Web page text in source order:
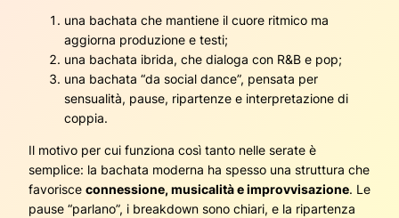
una bachata che mantiene il cuore ritmico ma
aggiorna produzione e testi;
una bachata ibrida, che dialoga con R&B e pop;
una bachata “da social dance”, pensata per
sensualità, pause, ripartenze e interpretazione di
coppia.
Il motivo per cui funziona così tanto nelle serate è
semplice: la bachata moderna ha spesso una struttura che
favorisce connessione, musicalità e improvvisazione. Le
pause “parlano”, i breakdown sono chiari, e la ripartenza